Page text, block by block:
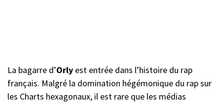
La bagarre d’Orly est entrée dans l’histoire du rap
français. Malgré la domination hégémonique du rap sur
les Charts hexagonaux, il est rare que les médias